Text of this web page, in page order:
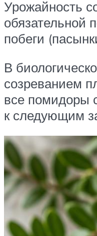
Урожайность
обязательной
побеги
В
созреванием
все помидоры
к следующим